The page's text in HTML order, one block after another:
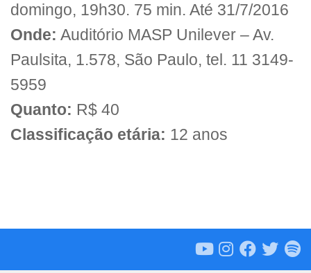
domingo, 19h30. 75 min. Até 31/7/2016
Onde: Auditório MASP Unilever – Av.
Paulsita, 1.578, São Paulo, tel. 11 3149-
5959
Quanto: R$ 40
Classificação etária: 12 anos